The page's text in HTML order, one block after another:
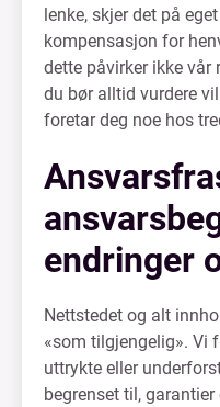
lenke, skjer det på
kompensasjon for
dette påvirker ikke vår
du bør alltid vurdere
foretar deg noe hos
endringer
Nettstedet og alt
«som tilgjengelig». Vi
uttrykte eller
begrenset til,